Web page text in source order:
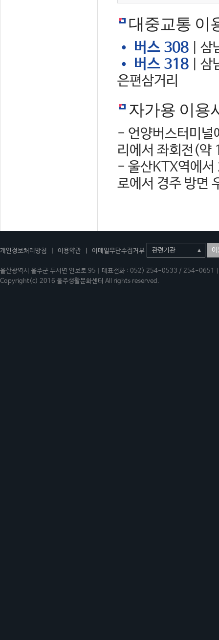
대중교통 이
• 버스 308 | 삼
• 버스 318 | 삼
은편삼거리
자가용 이용
- 언양버스터미널
리에서 좌회전(약
- 울산KTX역에서
로에서 경주 방면
개인정보처리방침 이용약관 이메일무단수집거부 이
울산광역시 울주군 두서면 인보로 95 | 대표전화 : 052) 254-0533 / 254-
Copyright(c) 2016 울주생활문화센터 All rights reserved.